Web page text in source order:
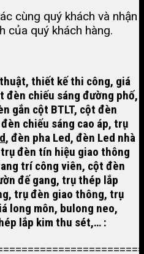
cùng quý khách và nhận
của quý khách hàng.
thiết kế thi công, giá
đèn chiếu sáng đường phố,
gắn cột BTLT, cột đèn
chiếu sáng cao áp, trụ
, đèn pha Led, đèn Led nhà
đèn tín hiệu giao thông
trí công viên, cột đèn
đế gang, trụ thép lắp
trụ đèn giao thông, trụ
long môn, bulong neo,
lắp kim thu sét,… :